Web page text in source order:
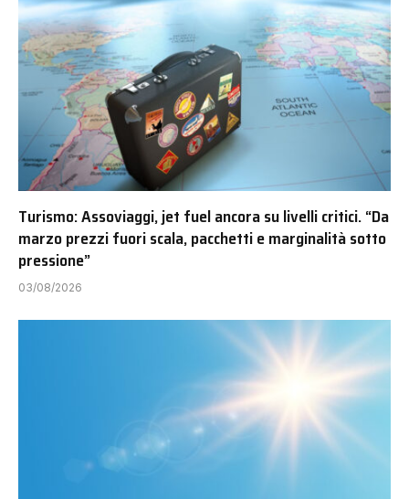
Turismo: Assoviaggi, jet fuel ancora su livelli critici. “Da
marzo prezzi fuori scala, pacchetti e marginalità sotto
pressione”
03/08/2026